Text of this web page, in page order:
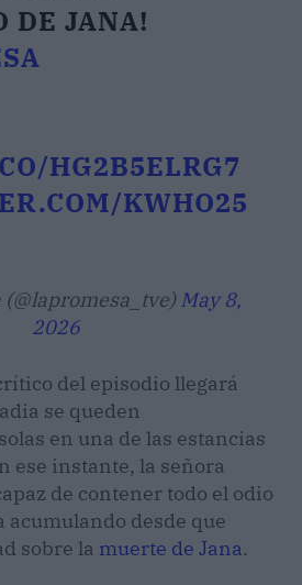
DE JANA!
HG2B5ELRG7
KWHO25
May 8,
2026
del episodio llegará
se queden
en una de las estancias
ese instante, la señora
de contener todo el odio
acumulando desde que
sobre la muerte de Jana.